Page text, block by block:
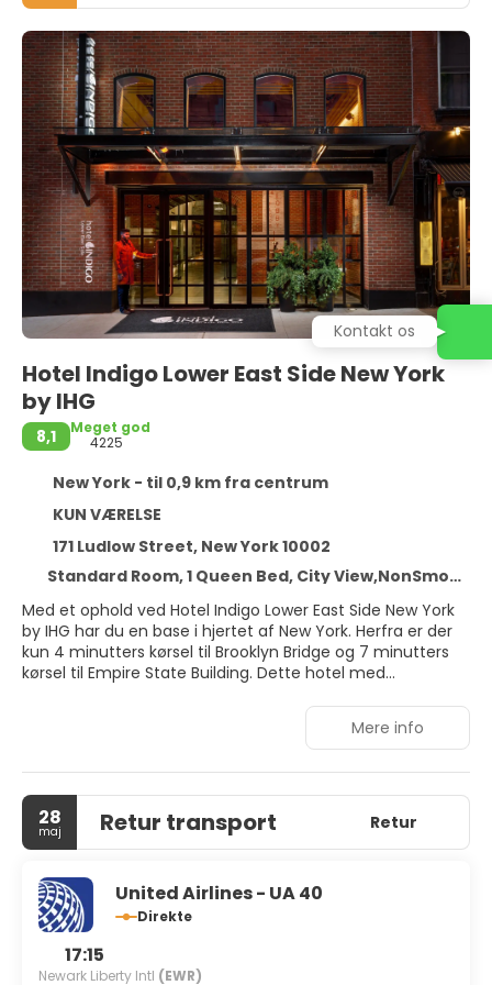
Hotel Indigo Lower East Side New York
by IHG
8,1
Meget god
4225
New York - til 0,9 km fra centrum
KUN VÆRELSE
171 Ludlow Street, New York 10002
Standard Room, 1 Queen Bed, City View,NonSmoking
Med et ophold ved Hotel Indigo Lower East Side New York
by IHG har du en base i hjertet af New York. Herfra er der
kun 4 minutters kørsel til Brooklyn Bridge og 7 minutters
kørsel til Empire State Building. Dette hotel med
og 5,3 km fra Barclays Center Brooklyn.
Drag fordel af de rekreative tilbud, inklusive et døgnåbent
fitnesscenter og en sæsonbestemt udendørs pool. Andre
faciliteter på dette hotel inkluderer gratis trådløs
internetadgang, concierge-tjenester og tv på
fællesarealer.
Føl dig hjemme i et af de 294 værelser med individuelt
design, der desuden har minibar og fladskærms-tv. Med
gratis Wi-Fi kan du altid komme på nettet, og
satellitkanaler sørger for underholdningen. Værelset har
et privat badeværelse med designertoiletartikler og
Mere info
28
maj Retur transport Retur
United Airlines - UA 40
Direkte
17:15
Newark Liberty Intl (EWR)
Kontakt os